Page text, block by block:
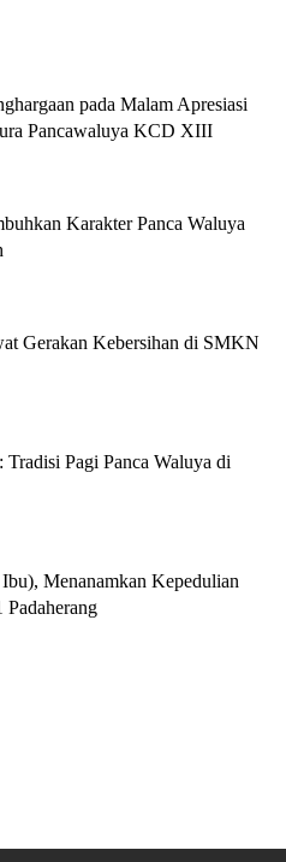
pada Malam Apresiasi
Pancawaluya KCD XIII
Karakter Panca Waluya
Gerakan Kebersihan di SMKN
Pagi Panca Waluya di
Menanamkan Kepedulian